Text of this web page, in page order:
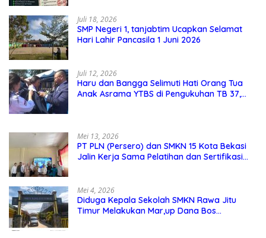
Juli 18, 2026
SMP Negeri 1, tanjabtim Ucapkan Selamat
Hari Lahir Pancasila 1 Juni 2026
Juli 12, 2026
Haru dan Bangga Selimuti Hati Orang Tua
Anak Asrama YTBS di Pengukuhan TB 37,
Mei 13, 2026
PT PLN (Persero) dan SMKN 15 Kota Bekasi
Jalin Kerja Sama Pelatihan dan Sertifikasi
Mei 4, 2026
Diduga Kepala Sekolah SMKN Rawa Jitu
Timur Melakukan Mar,up Dana Bos